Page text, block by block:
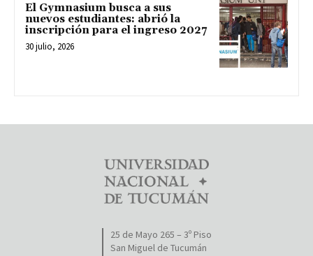
El Gymnasium busca a sus
nuevos estudiantes: abrió la
inscripción para el ingreso 2027
30 julio, 2026
25 de Mayo 265 – 3º Piso
San Miguel de Tucumán